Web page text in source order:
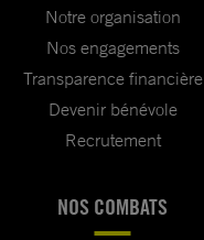
Notre organisation
Nos engagements
Transparence financière
Devenir bénévole
Recrutement
NOS COMBATS